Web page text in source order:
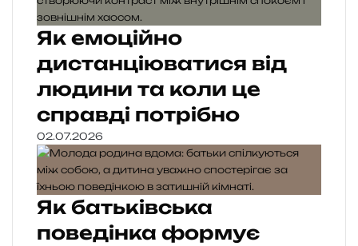
Як емоційно
дистанціюватися від
людини та коли це
справді потрібно
02.07.2026
Як батьківська
поведінка формує